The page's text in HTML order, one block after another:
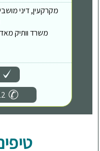
מקרקעין, דיני
משרד וותיק